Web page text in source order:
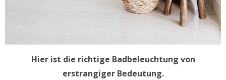
Hier ist die richtige Badbeleuchtung von
erstrangiger Bedeutung.